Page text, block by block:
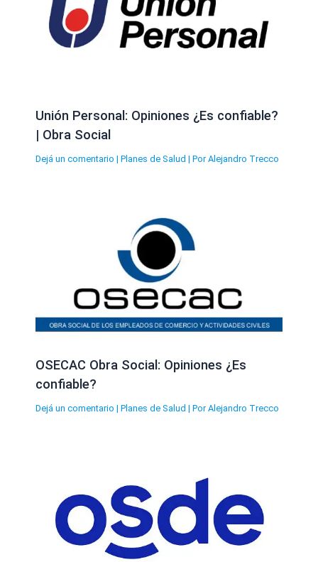
Unión Personal: Opiniones ¿Es confiable?
| Obra Social
Dejá un comentario | Planes de Salud | Por Alejandro Trecco
OSECAC Obra Social: Opiniones ¿Es
confiable?
Dejá un comentario | Planes de Salud | Por Alejandro Trecco